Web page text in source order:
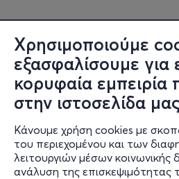
Χρησιμοποιούμε
εξασφαλίσουμε για
κορυφαία εμπειρία
στην ιστοσελίδα
Κάνουμε χρήση cookies με
του περιεχομένου και των
λειτουργιών μέσων κοινωνικής
ανάλυση της επισκεψιμότητας
Πληροφορίες
Υποστήριξη
Stay Connected